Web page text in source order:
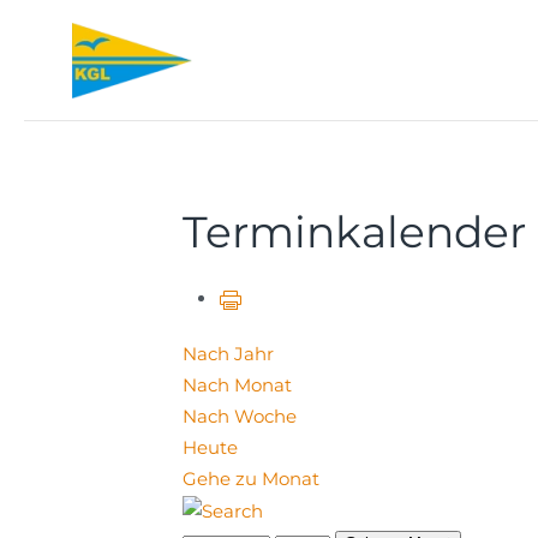
Zum Hauptinhalt springen
Terminkalender
Nach Jahr
Nach Monat
Nach Woche
Heute
Gehe zu Monat